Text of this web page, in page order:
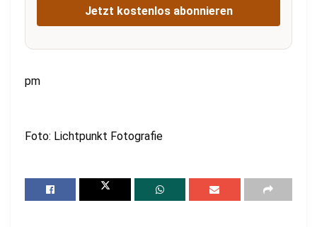
Jetzt kostenlos abonnieren
pm
Foto: Lichtpunkt Fotografie